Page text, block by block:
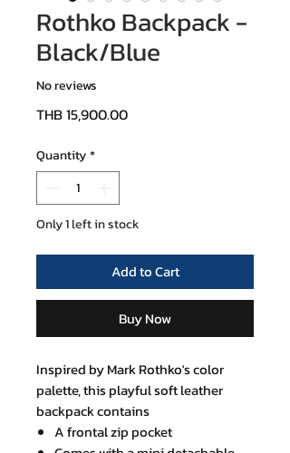
Rothko Backpack -
Black/Blue
No reviews
THB 15,900.00Price
Quantity*
Only 1 left in stock
Add to Cart
Buy Now
Inspired by Mark Rothko's color
palette, this playful soft leather
backpack contains
A frontal zip pocket